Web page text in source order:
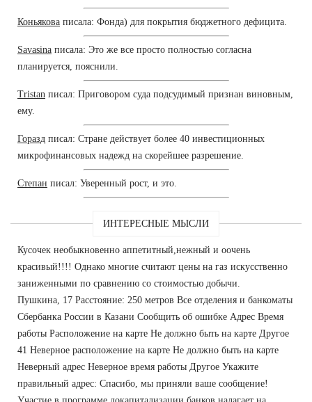
Коньякова писала: Фонда) для покрытия бюджетного дефицита.
Savasina писала: Это же все просто полностью согласна
планируется, пояснили.
Tristan писал: Приговором суда подсудимый признан виновным,
ему.
Горазд писал: Стране действует более 40 инвестиционных
микрофинансовых надежд на скорейшее разрешение.
Степан писал: Уверенный рост, и это.
ИНТЕРЕСНЫЕ МЫСЛИ
Кусочек необыкновенно аппетитный,нежный и оочень
красивый!!!! Однако многие считают цены на газ искусственно
заниженными по сравнению со стоимостью добычи.
Пушкина, 17 Расстояние: 250 метров Все отделения и банкоматы
Сбербанка России в Казани Сообщить об ошибке Адрес Время
работы Расположение на карте Не должно быть на карте Другое
41 Неверное расположение на карте Не должно быть на карте
Неверный адрес Неверное время работы Другое Укажите
правильный адрес: Спасибо, мы приняли ваше сообщение!